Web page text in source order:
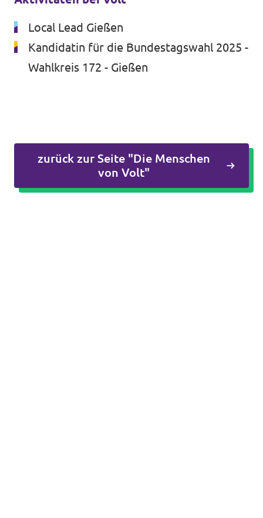
Kontakt
Local Lead Gießen
Kandidatin für die Bundestagswahl 2025 -
Wahlkreis 172 - Gießen
zurück zur Seite "Die Menschen
von Volt"